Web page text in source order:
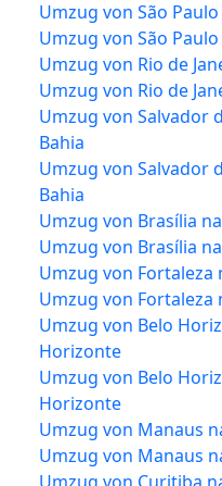
Umzug von São
Umzug von São
Umzug von Rio de
Umzug von Rio de
Umzug von Salvador
Bahia
Umzug von Salvador
Bahia
Umzug von Brasília
Umzug von Brasília
Umzug von Fortaleza
Umzug von Fortaleza
Umzug von Belo
Horizonte
Umzug von Belo
Horizonte
Umzug von Manaus
Umzug von Manaus